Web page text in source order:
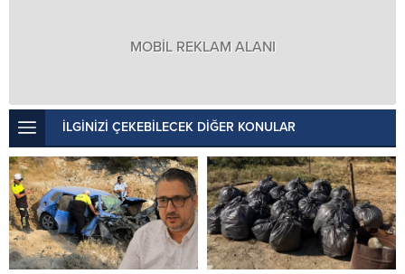
MOBİL REKLAM ALANI
İLGİNİZİ ÇEKEBİLECEK DİĞER KONULAR